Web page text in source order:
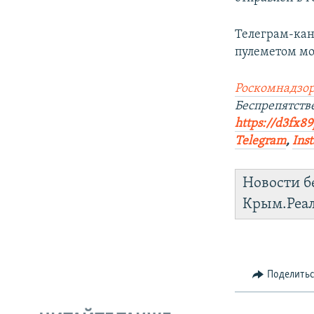
Телеграм-
пулеметом
https://
Telegram,
Новости